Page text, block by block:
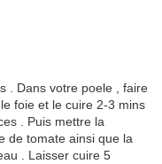
. Dans votre poele , faire
foie et le cuire 2-3 mins
. Puis mettre la
de tomate ainsi que la
. Laisser cuire 5